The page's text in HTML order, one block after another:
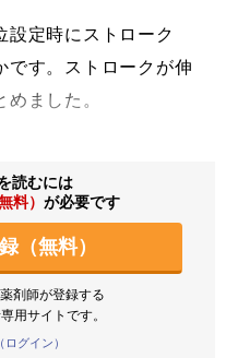
設定時にストローク
です。ストロークが伸
ました。
読むには
料） が必要です
（無料）
剤師が登録する
用サイトです。
グイン）